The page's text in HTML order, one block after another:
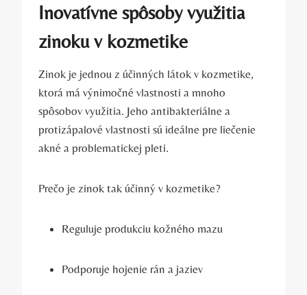
Inovatívne spôsoby využitia
zinoku v kozmetike
Zinok je jednou z účinných látok v kozmetike,
ktorá má výnimočné vlastnosti a mnoho
spôsobov využitia. Jeho antibakteriálne a
protizápalové vlastnosti sú ideálne pre liečenie
akné a problematickej pleti.
Prečo je zinok tak účinný v kozmetike?
Reguluje produkciu kožného mazu
Podporuje hojenie rán a jaziev